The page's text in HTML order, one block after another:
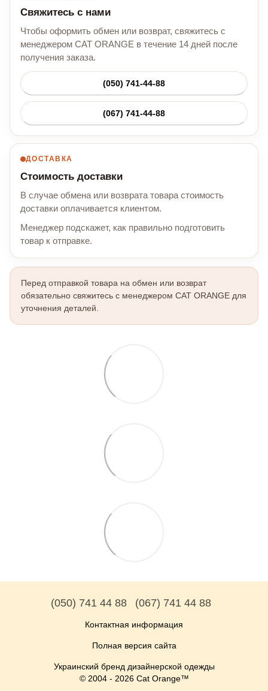
Свяжитесь с нами
Чтобы оформить обмен или возврат, свяжитесь с
менеджером CAT ORANGE в течение 14 дней после
получения заказа.
(050) 741-44-88
(067) 741-44-88
ДОСТАВКА
Стоимость доставки
В случае обмена или возврата товара стоимость
доставки оплачивается клиентом.
Менеджер подскажет, как правильно подготовить
товар к отправке.
Перед отправкой товара на обмен или возврат
обязательно свяжитесь с менеджером CAT ORANGE для
уточнения деталей.
(050) 741 44 88 (067) 741 44 88
Контактная информация
Полная версия сайта
Украинский бренд дизайнерской одежды
© 2004 - 2026 Cat Orange™